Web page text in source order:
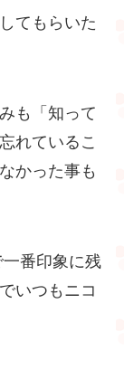
てもらいた
も「知って
れているこ
かった事も
番印象に残
いつもニコ